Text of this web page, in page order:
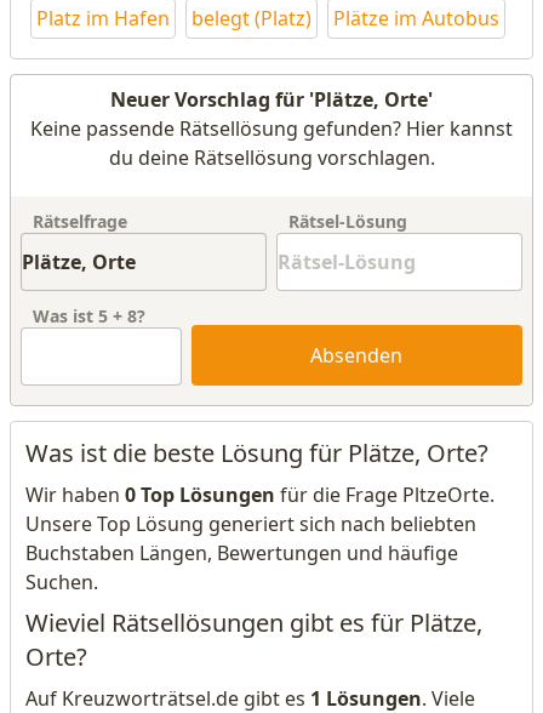
Platz im Hafen
belegt (Platz) Plätze im Autobus
Neuer Vorschlag für 'Plätze, Orte'
Keine passende Rätsellösung gefunden? Hier kannst
du deine Rätsellösung vorschlagen.
Rätselfrage Rätsel-Lösung
Was ist 5 + 8?
Absenden
Was ist die beste Lösung für Plätze, Orte?
Wir haben 0 Top Lösungen für die Frage PltzeOrte.
Unsere Top Lösung generiert sich nach beliebten
Buchstaben Längen, Bewertungen und häufige
Suchen.
Wieviel Rätsellösungen gibt es für Plätze,
Orte?
Auf Kreuzworträtsel.de gibt es 1 Lösungen. Viele